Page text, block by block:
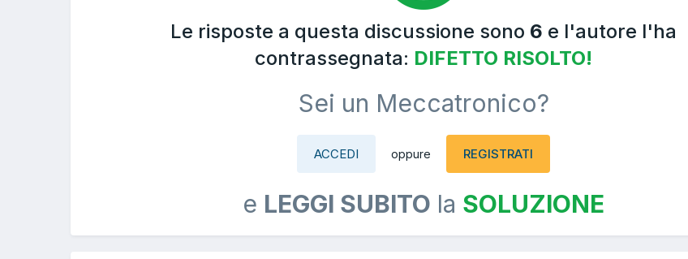
Le risposte a questa discussione sono 6 e l'autore l'ha
contrassegnata: DIFETTO RISOLTO!
Sei un Meccatronico?
ACCEDI oppure REGISTRATI
e LEGGI SUBITO la SOLUZIONE